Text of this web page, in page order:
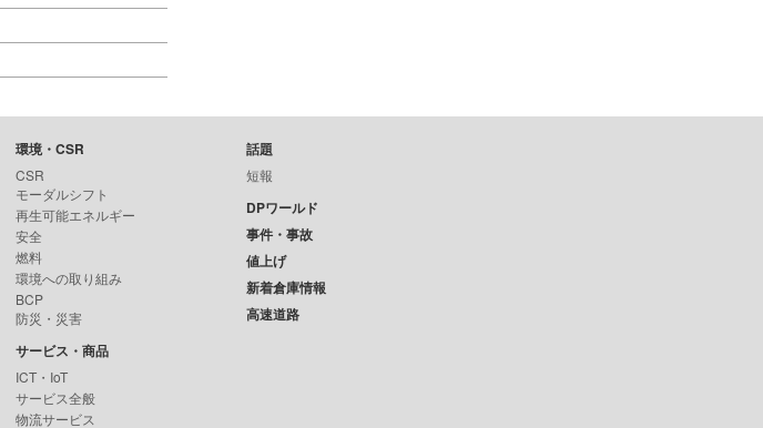
環境・CSR
CSR
モーダルシフト
再生可能エネルギー
安全
燃料
環境への取り組み
BCP
防災・災害
サービス・商品
ICT・IoT
サービス全般
物流サービス
話題
短報
DPワールド
事件・事故
値上げ
新着倉庫情報
高速道路